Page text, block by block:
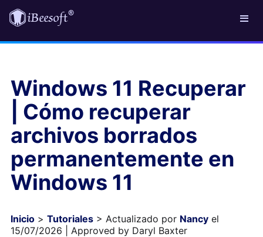
Windows 11 Recuperar
| Cómo recuperar
archivos borrados
permanentemente en
Windows 11
Inicio> Tutoriales> Actualizado por Nancyel
15/07/2026 | Approved by Daryl Baxter